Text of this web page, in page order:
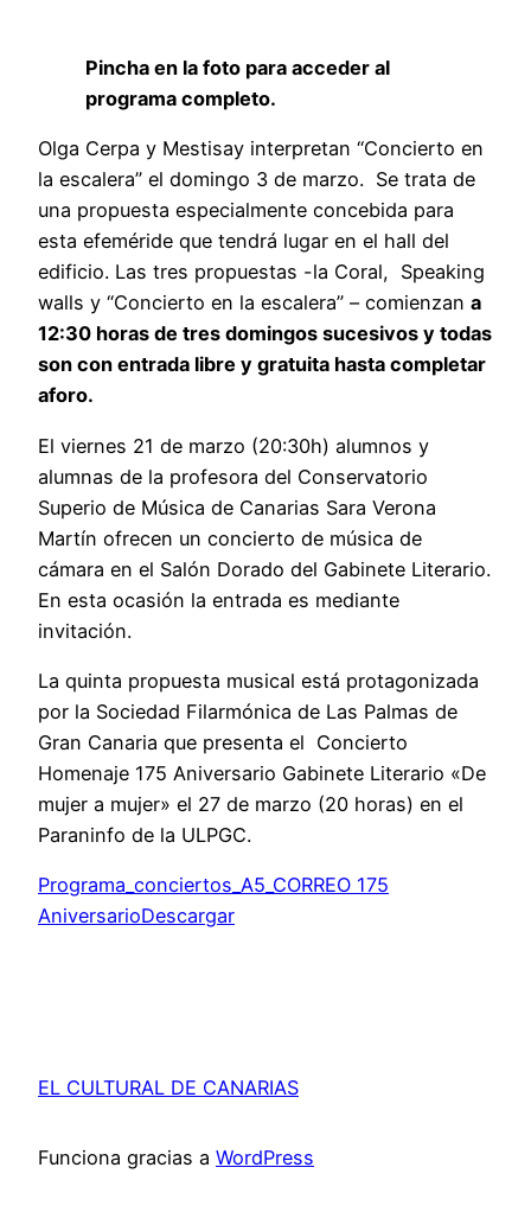
Pincha en la foto para acceder al
programa completo.
Olga Cerpa y Mestisay interpretan “Concierto en
la escalera” el domingo 3 de marzo. Se trata de
una propuesta especialmente concebida para
esta efeméride que tendrá lugar en el hall del
edificio. Las tres propuestas -la Coral, Speaking
walls y “Concierto en la escalera” – comienzan a
12:30 horas de tres domingos sucesivos y todas
son con entrada libre y gratuita hasta completar
aforo.
El viernes 21 de marzo (20:30h) alumnos y
alumnas de la profesora del Conservatorio
Superio de Música de Canarias Sara Verona
Martín ofrecen un concierto de música de
cámara en el Salón Dorado del Gabinete Literario.
En esta ocasión la entrada es mediante
invitación.
La quinta propuesta musical está protagonizada
por la Sociedad Filarmónica de Las Palmas de
Gran Canaria que presenta el Concierto
Homenaje 175 Aniversario Gabinete Literario «De
mujer a mujer» el 27 de marzo (20 horas) en el
Paraninfo de la ULPGC.
Programa_conciertos_A5_CORREO 175
AniversarioDescargar
EL CULTURAL DE CANARIAS
Funciona gracias a WordPress